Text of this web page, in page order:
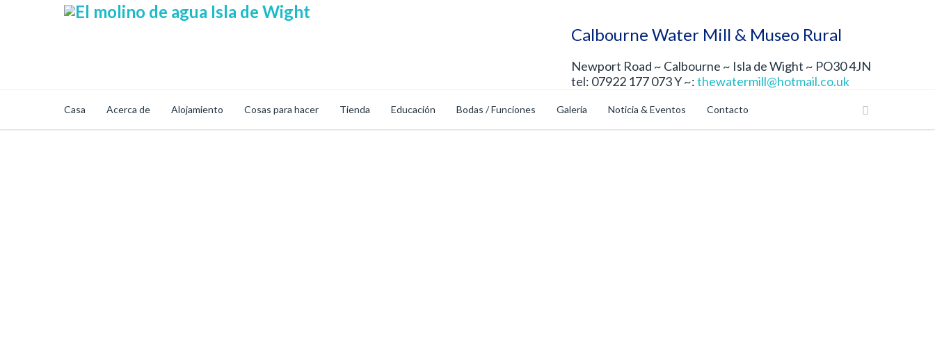
Calbourne Water Mill & Museo Rural
Newport Road ~ Calbourne ~ Isla de Wight ~ PO30 4JN
tel: 07922 177 073 Y ~:thewatermill@hotmail.co.uk
Casa Acerca de Alojamiento Cosas para hacer Tienda Educación Bodas / Funciones Galería Noticia & Eventos Contacto